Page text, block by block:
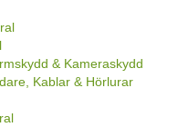
& Kameraskydd
Kablar & Hörlurar